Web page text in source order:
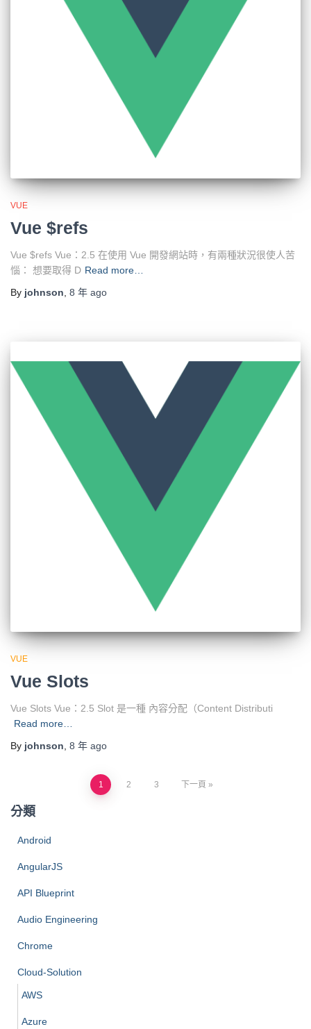
VUE
Vue $refs
Vue $refs Vue：2.5 在使用 Vue 開發網站時，有兩種狀況很使人苦
惱： 想要取得 D Read more…
By johnson 8 年 ago
VUE
Vue Slots
Vue Slots Vue：2.5 Slot 是一種 內容分配（Content Distributi
Read more…
By johnson 8 年 ago
章
1 2 3 下一頁
分類
Android
AngularJS
API Blueprint
Audio Engineering
Chrome
Cloud-Solution
AWS
Azure